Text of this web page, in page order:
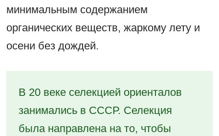
минимальным содержанием
органических веществ, жаркому лету и
осени без дождей.
В 20 веке селекцией ориенталов
занимались в СССР. Селекция
была направлена на то, чтобы